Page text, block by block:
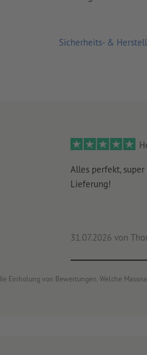
Sicherheits- &
Alles perfekt, super
Lieferung!
31.07.2026 von
Einholung von Bewertungen. Welche